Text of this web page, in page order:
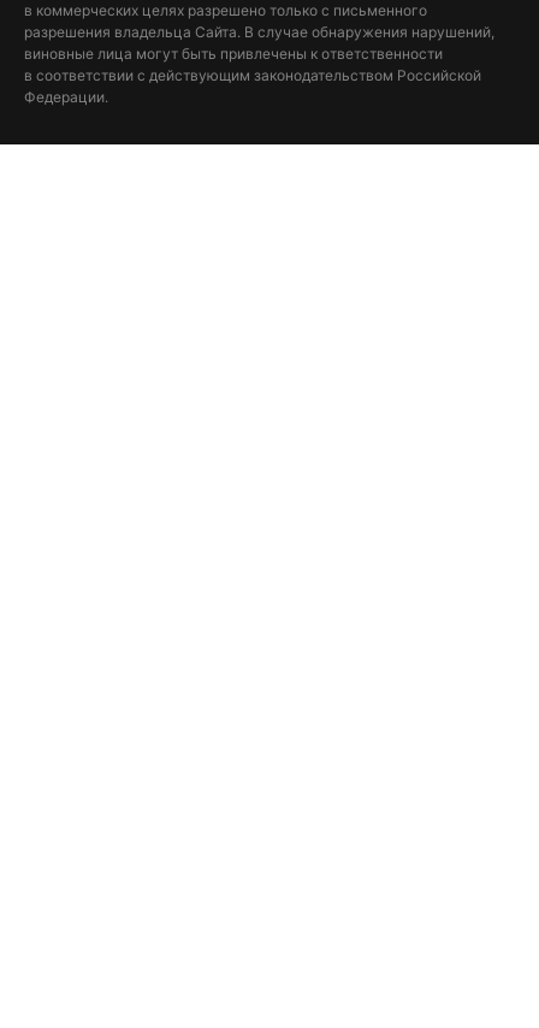
в коммерческих целях разрешено только с письменного
разрешения владельца Сайта. В случае обнаружения нарушений,
виновные лица могут быть привлечены к ответственности
в соответствии с действующим законодательством Российской
Федерации.